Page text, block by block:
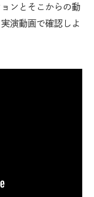
ンとそこからの動
演動画で確認しよ